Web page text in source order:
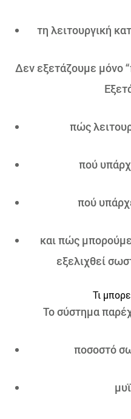
τη λειτουργική
Δεν εξετάζουμε μόνο
πώς
πού
πού
και πώς
εξελιχθεί
Τι
Το σύστημα
ποσοστό